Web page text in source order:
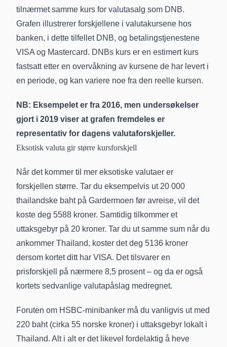
tilnærmet samme kurs for valutasalg som DNB.
Grafen illustrerer forskjellene i valutakursene hos
banken, i dette tilfellet DNB, og betalingstjenestene
VISA og Mastercard. DNBs kurs er en estimert kurs
fastsatt etter en overvåkning av kursene de har levert i
en periode, og kan variere noe fra den reelle kursen.
NB: Eksempelet er fra 2016, men undersøkelser
gjort i 2019 viser at grafen fremdeles er
representativ for dagens valutaforskjeller.
Eksotisk valuta gir større kursforskjell
Når det kommer til mer eksotiske valutaer er
forskjellen større. Tar du eksempelvis ut 20 000
thailandske baht på Gardermoen før avreise, vil det
koste deg 5588 kroner. Samtidig tilkommer et
uttaksgebyr på 20 kroner. Tar du ut samme sum når du
ankommer Thailand, koster det deg 5136 kroner
dersom kortet ditt har VISA. Det tilsvarer en
prisforskjell på nærmere 8,5 prosent – og da er også
kortets sedvanlige valutapåslag medregnet.
Foruten om HSBC-minibanker må du vanligvis ut med
220 baht (cirka 55 norske kroner) i uttaksgebyr lokalt i
Thailand. Alt i alt er det likevel fordelaktig å heve